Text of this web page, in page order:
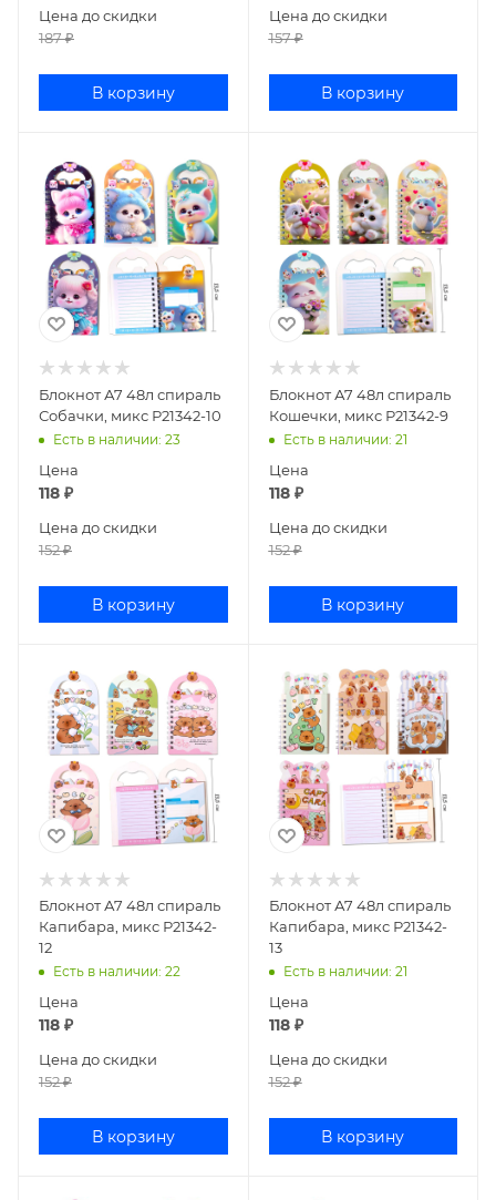
Цена до скидки
187₽
В корзину
Цена до скидки
157₽
В корзину
Блокнот А7 48л спираль
Собачки, микс Р21342-10
Есть в наличии: 23
Цена
118 ₽
Цена до скидки
152₽
В корзину
Блокнот А7 48л спираль
Кошечки, микс Р21342-9
Есть в наличии: 21
Цена
118₽
Цена до скидки
152₽
В корзину
Блокнот А7 48л спираль
Капибара, микс Р21342-
12
Есть в наличии: 22
Цена
118 ₽
Цена до скидки
152₽
В корзину
Блокнот А7 48л спираль
Капибара, микс Р21342-
13
Есть в наличии: 21
Цена
118₽
Цена до скидки
152₽
В корзину